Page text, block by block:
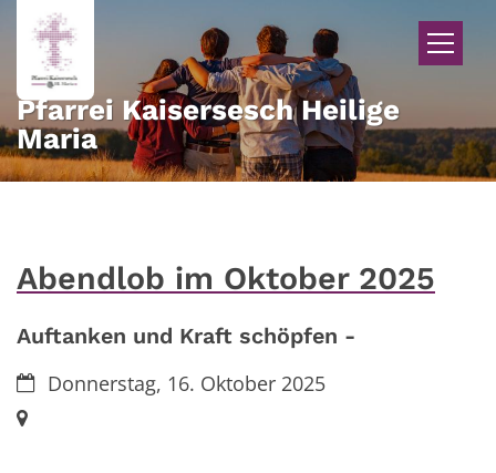
Zum Inhalt springen
Pfarrei Kaisersesch Heilige
Maria
Abendlob im Oktober 2025
Auftanken und Kraft schöpfen -
Datum:Donnerstag, 16. Oktober 2025
Ort: